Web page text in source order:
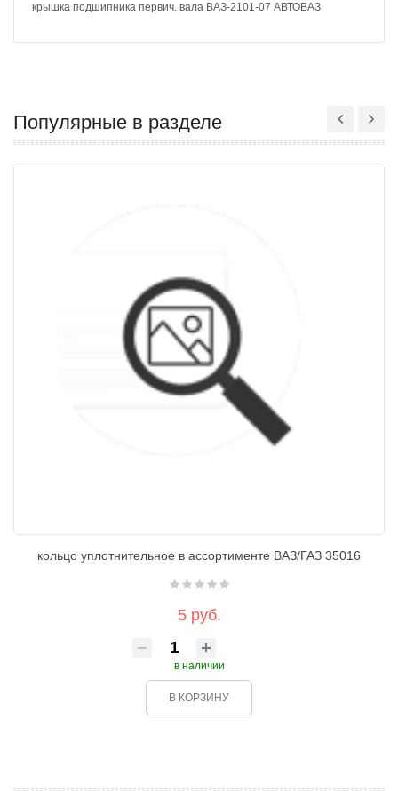
крышка подшипника первич. вала ВАЗ-2101-07 АВТОВАЗ
Популярные в разделе
кольцо уплотнительное в ассортименте ВАЗ/ГАЗ 35016
5 руб.
в наличии
В КОРЗИНУ